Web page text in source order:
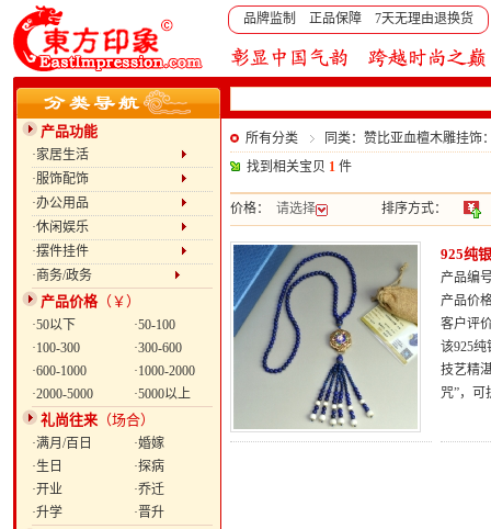
品牌监制 正品保障 7天无理由退换货
产品功能
·家居生活
·服饰配饰
·办公用品
·休闲娱乐
·摆件挂件
·商务/政务
产品价格（￥）
·50以下
·50-100
·100-300
·300-600
·600-1000
·1000-2000
·2000-5000
·5000以上
礼尚往来 （场合）
·满月/百日
·婚嫁
·生日
·探病
·开业
·乔迁
·升学
·晋升
所有分类
同类：赞比亚血檀木雕挂饰
找到相关宝贝 1 件
价格： 请选择 排序方式：
925纯
产品编
产品价
客户评
该925
技艺精
咒”，可